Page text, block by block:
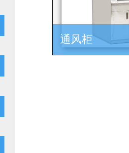
通风柜